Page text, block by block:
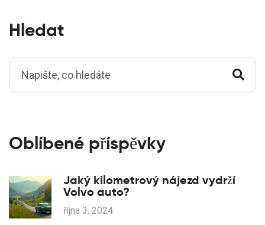
Hledat
Oblíbené příspěvky
Jaký kilometrový nájezd vydrží
Volvo auto?
října 3, 2024